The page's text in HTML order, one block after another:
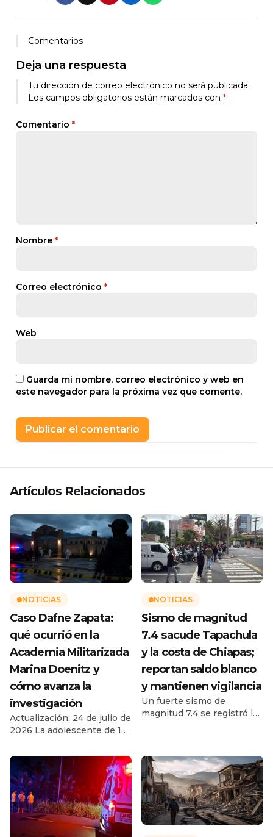
Comentarios
Deja una respuesta
Tu dirección de correo electrónico no será publicada.
Los campos obligatorios están marcados con *
Comentario *
Nombre *
Correo electrónico *
Web
Guarda mi nombre, correo electrónico y web en
este navegador para la próxima vez que comente.
Artículos Relacionados
NOTICIAS
Caso Dafne Zapata:
qué ocurrió en la
Academia Militarizada
Marina Doenitz y
cómo avanza la
investigación
Actualización: 24 de julio de
2026 La adolescente de 13
permanecer cuatro días en
un campamento de verano
en Ciudad Madero,
Tamaulipas. La Fiscalía
investiga el caso como
feminicidio y una joven de
18 años permanece en
NOTICIAS
Sismo de magnitud
7.4 sacude Tapachula
y la costa de Chiapas;
reportan saldo blanco
y mantienen vigilancia
Un fuerte sismo de
magnitud 7.4 se registró la
provocando alarma y
evacuaciones preventivas
en Tapachula y diferentes
municipios de la región del
Soconusco. De acuerdo con
el reporte del Servicio